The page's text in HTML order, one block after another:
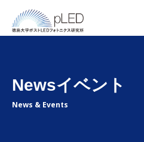
Newsイベント
News & Events